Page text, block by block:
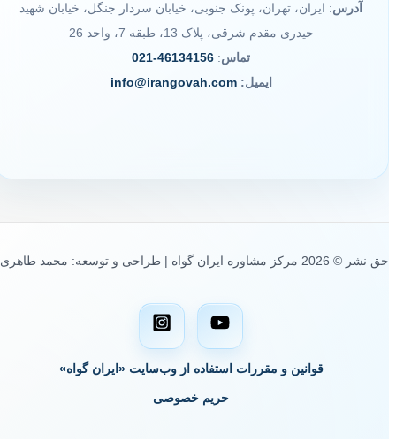
آدرس: ایران، تهران، پونک جنوبی، خیابان سردار جنگل، خیابان شهید
حیدری مقدم شرقی، پلاک 13، طبقه 7، واحد 26
تماس:
46134156-021
ایمیل: info@irangovah.com
حق نشر © 2026 مرکز مشاوره ایران گواه | طراحی و توسعه: محمد طاهری
قوانین و مقررات استفاده از وب‌سایت «ایران گواه»
حریم خصوصی